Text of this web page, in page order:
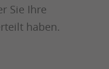
Sie Ihre
haben.